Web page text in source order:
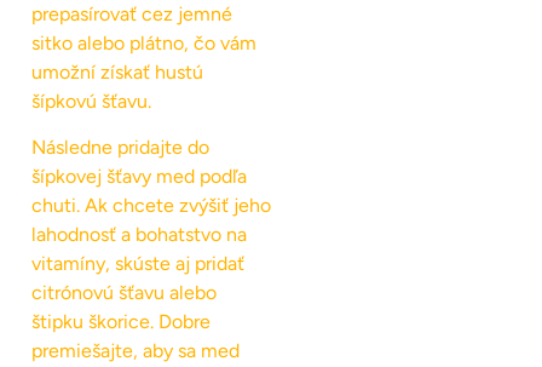
prepasírovať cez jemné
sitko alebo plátno, čo vám
umožní získať hustú
šípkovú šťavu.
Následne pridajte do
šípkovej šťavy med podľa
chuti. Ak chcete zvýšiť jeho
lahodnosť a bohatstvo na
vitamíny, skúste aj pridať
citrónovú šťavu alebo
štipku škorice. Dobre
premiešajte, aby sa med